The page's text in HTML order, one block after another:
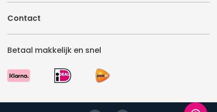
Contact
Betaal makkelijk en snel